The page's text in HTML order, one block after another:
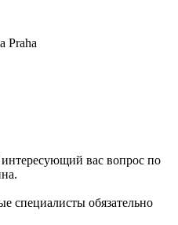
Praha
вас вопрос по
специалисты обязательно